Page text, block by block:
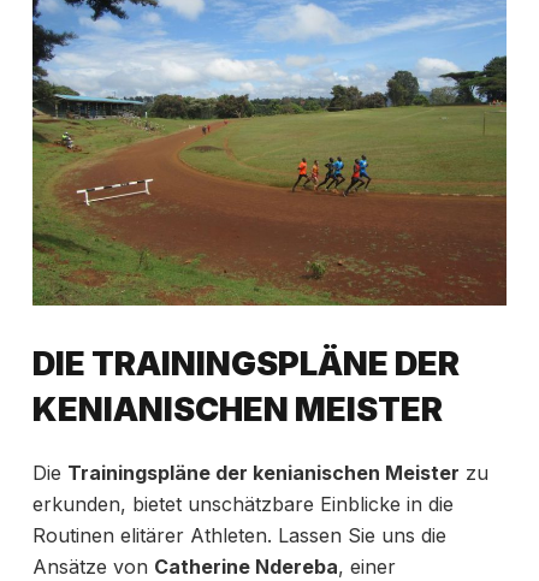
DIE TRAININGSPLÄNE DER
KENIANISCHEN MEISTER
Die Trainingspläne der kenianischen Meister zu
erkunden, bietet unschätzbare Einblicke in die
Routinen elitärer Athleten. Lassen Sie uns die
Ansätze von Catherine Ndereba, einer